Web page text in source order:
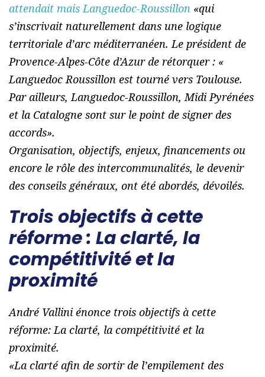
attendait mais Languedoc-Roussillon «qui
s’inscrivait naturellement dans une logique
territoriale d’arc méditerranéen. Le président de
Provence-Alpes-Côte d’Azur de rétorquer : «
Languedoc Roussillon est tourné vers Toulouse.
Par ailleurs, Languedoc-Roussillon, Midi Pyrénées
et la Catalogne sont sur le point de signer des
accords».
Organisation, objectifs, enjeux, financements ou
encore le rôle des intercommunalités, le devenir
des conseils généraux, ont été abordés, dévoilés.
Trois objectifs à cette
réforme : La clarté, la
compétitivité et la
proximité
André Vallini énonce trois objectifs à cette
réforme: La clarté, la compétitivité et la
proximité.
«La clarté afin de sortir de l’empilement des